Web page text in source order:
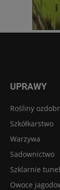
UPRAWY
Rośliny
Szkółkarstwo
Warzywa
Sadownictwo
Szklarnie
Owoce